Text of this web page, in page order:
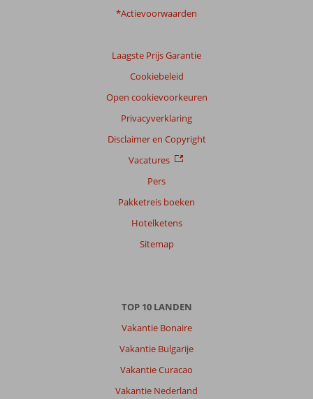
*Actievoorwaarden
Laagste Prijs Garantie
Cookiebeleid
Open cookievoorkeuren
Privacyverklaring
Disclaimer en Copyright
Vacatures
Pers
Pakketreis boeken
Hotelketens
Sitemap
TOP 10 LANDEN
Vakantie Bonaire
Vakantie Bulgarije
Vakantie Curacao
Vakantie Nederland